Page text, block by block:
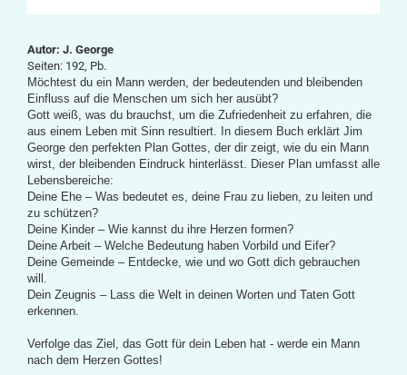
Autor: J. George
Seiten: 192, Pb.
Möchtest du ein Mann werden, der bedeutenden und bleibenden
Einfluss auf die Menschen um sich her ausübt?
Gott weiß, was du brauchst, um die Zufriedenheit zu erfahren, die
aus einem Leben mit Sinn resultiert. In diesem Buch erklärt Jim
George den perfekten Plan Gottes, der dir zeigt, wie du ein Mann
wirst, der bleibenden Eindruck hinterlässt. Dieser Plan umfasst alle
Lebensbereiche:
Deine Ehe – Was bedeutet es, deine Frau zu lieben, zu leiten und
zu schützen?
Deine Kinder – Wie kannst du ihre Herzen formen?
Deine Arbeit – Welche Bedeutung haben Vorbild und Eifer?
Deine Gemeinde – Entdecke, wie und wo Gott dich gebrauchen
will.
Dein Zeugnis – Lass die Welt in deinen Worten und Taten Gott
erkennen.
Verfolge das Ziel, das Gott für dein Leben hat - werde ein Mann
nach dem Herzen Gottes!